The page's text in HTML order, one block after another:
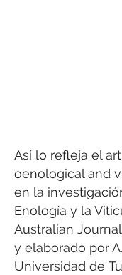
Así lo refleja el
oenological and
en la
Enología y la
Australian
y elaborado por
Universidad de